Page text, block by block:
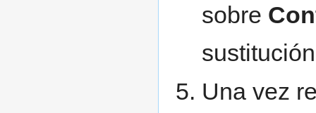
sobre
sustitución
Una vez